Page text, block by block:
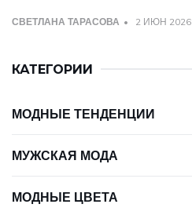
СВЕТЛАНА ТАРАСОВА 2 ИЮН 2026
КАТЕГОРИИ
МОДНЫЕ ТЕНДЕНЦИИ
МУЖСКАЯ МОДА
МОДНЫЕ ЦВЕТА